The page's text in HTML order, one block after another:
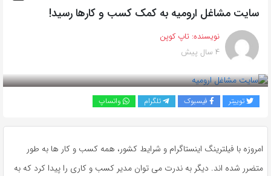
از
روش‌های
زیر
می‌توانید
این
صفحه
با
دوستان
خود
سایت مشاغل ارومیه به کمک کسب و کارها رسید!
نویسنده: تاپ کوپن
۴ سال پیش
توییتر فیسبوک تلگرام واتساپ
امروزه با فیلترینگ اینستاگرام و شرایط کشور، همه کسب و کار ها به طور
متضرر شده اند. دیگر به ندرت می توان مدیر کسب و کاری را پیدا کرد که به